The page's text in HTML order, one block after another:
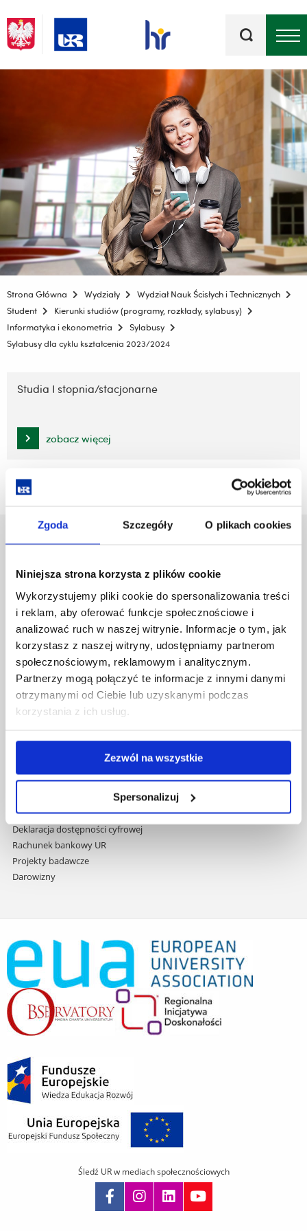
Zgoda Szczegóły O plikach cookies
Niniejsza strona korzysta z plików cookie
Wykorzystujemy pliki cookie do spersonalizowania treści
i reklam, aby oferować funkcje społecznościowe i
analizować ruch w naszej witrynie. Informacje o tym, jak
korzystasz z naszej witryny, udostępniamy partnerom
społecznościowym, reklamowym i analitycznym.
Partnerzy mogą połączyć te informacje z innymi danymi
otrzymanymi od Ciebie lub uzyskanymi podczas
korzystania z ich usług.
Zezwól na wszystkie
Spersonalizuj
kluczowe
Strona Główna Wydziały
Wydział Nauk Ścisłych i Technicznych
Student
Kierunki studiów (programy, rozkłady, sylabusy)
Informatyka i ekonometria
Sylabusy
Sylabusy dla cyklu kształcenia 2023/2024
nawigację
treści
Studia I stopnia/stacjonarne
zobacz więcej
Uniwersytet Rzeszowski
35-959 Rzeszów
Pomiń
nawigację
przejdź
do
treści
Polityka prywatności
Mapa serwisu
Biblioteka
Wydawnictwo
Covid info
Studia podyplomowe
Praca na UR
Zamówienia publiczne
Projekty współfinansowane przez UE
Projekty realizowane z KPO
Wynajem sal
Dane kontaktowe
Deklaracja dostępności cyfrowej
Rachunek bankowy UR
Projekty badawcze
Darowizny
Śledź UR w mediach społecznościowych